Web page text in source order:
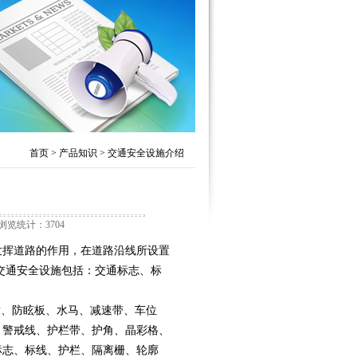
首页 > 产品知识 > 交通安全设施介绍
览统计：3704
道路的作用，在道路沿线所设置
通安全设施包括：交通标志、标
防眩板、水马、减速带、车位
戒线、护栏带、护角、晶彩格、
、标线、护栏、隔离栅、轮廓